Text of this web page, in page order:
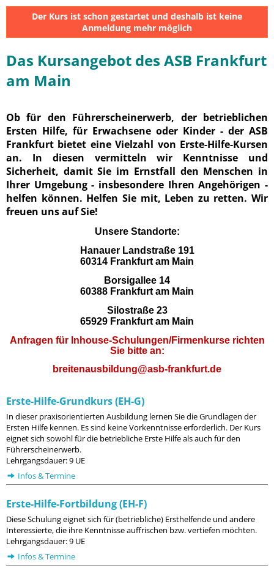
Der Kurs ist schon gestartet und deshalb ist keine
Anmeldung mehr möglich
Das Kursangebot des ASB Frankfurt
am Main
Ob für den Führerscheinerwerb, der betrieblichen
Ersten Hilfe, für Erwachsene oder Kinder - der ASB
Frankfurt bietet eine Vielzahl von Erste-Hilfe-Kursen
an. In diesen vermitteln wir Kenntnisse und
Sicherheit, damit Sie im Ernstfall den Menschen in
Ihrer Umgebung - insbesondere Ihren Angehörigen -
helfen können. Helfen Sie mit, Leben zu retten. Wir
freuen uns auf Sie!
Unsere Standorte:
Hanauer Landstraße 191
60314 Frankfurt am Main
Borsigallee 14
60388 Frankfurt am Main
Silostraße 23
65929 Frankfurt am Main
Anfragen für Inhouse-Schulungen/Firmenkurse richten
Sie bitte an:
breitenausbildung@asb-frankfurt.de
Erste-Hilfe-Grundkurs (EH-G)
In dieser praxisorientierten Ausbildung lernen Sie die Grundlagen der
Ersten Hilfe kennen. Es sind keine Vorkenntnisse erforderlich. Der Kurs
eignet sich sowohl für die betriebliche Erste Hilfe als auch für den
Führerscheinerwerb.
Lehrgangsdauer: 9 UE
Infos & Termine
Erste-Hilfe-Fortbildung (EH-F)
Diese Schulung eignet sich für (betriebliche) Ersthelfende und andere
Interessierte, die ihre Kenntnisse auffrischen bzw. vertiefen möchten.
Lehrgangsdauer: 9 UE
Infos & Termine